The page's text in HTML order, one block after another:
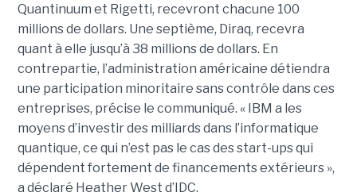
Quantinuum et Rigetti, recevront chacune 100
millions de dollars. Une septième, Diraq, recevra
quant à elle jusqu’à 38 millions de dollars. En
contrepartie, l’administration américaine détiendra
une participation minoritaire sans contrôle dans ces
entreprises, précise le communiqué. « IBM a les
moyens d’investir des milliards dans l’informatique
quantique, ce qui n’est pas le cas des start-ups qui
dépendent fortement de financements extérieurs »,
a déclaré Heather West d’IDC.